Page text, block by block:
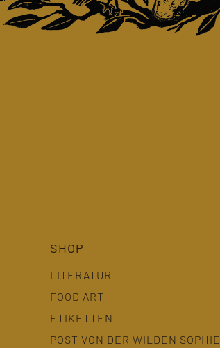
SHOP
LITERATUR
FOOD ART
ETIKETTEN
POST VON DER WILDEN SOPHIE